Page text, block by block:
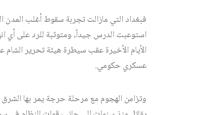
استوعبت الدرس جيداً، ومتوثبة للرد على
الأيام الأخيرة عقب سيطرة هيئة تحرير
عسكري حكومي.
وتزامن الهجوم مع مرحلة حرجة يمر بها